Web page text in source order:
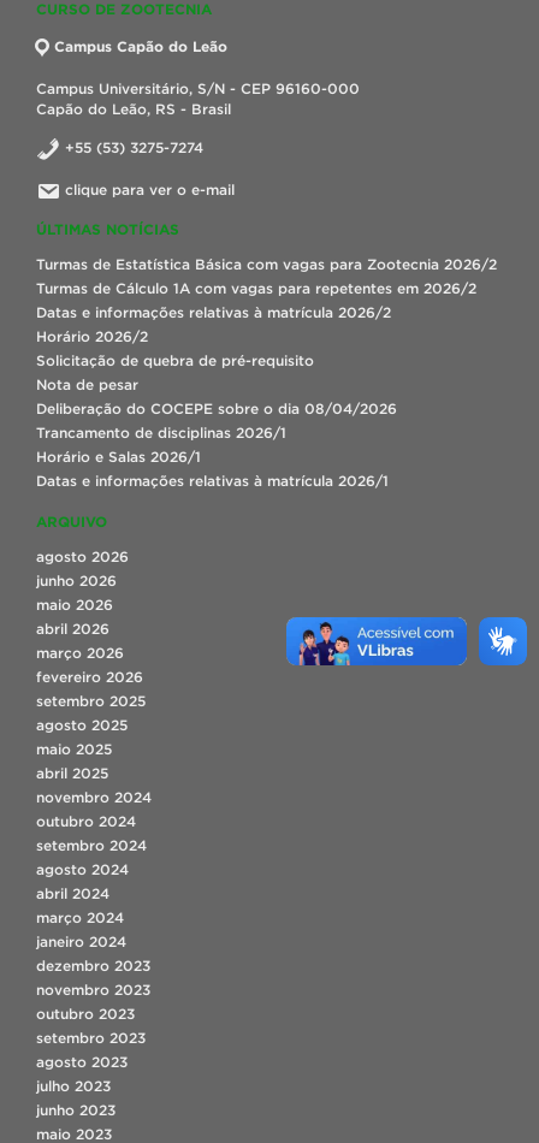
CURSO DE ZOOTECNIA
Campus Capão do Leão
Campus Universitário, S/N - CEP 96160-000
Capão do Leão, RS - Brasil
+55 (53) 3275-7274
clique para ver o e-mail
ÚLTIMAS NOTÍCIAS
Turmas de Estatística Básica com vagas para Zootecnia 2026/2
Turmas de Cálculo 1A com vagas para repetentes em 2026/2
Datas e informações relativas à matrícula 2026/2
Horário 2026/2
Solicitação de quebra de pré-requisito
Nota de pesar
Deliberação do COCEPE sobre o dia 08/04/2026
Trancamento de disciplinas 2026/1
Horário e Salas 2026/1
Datas e informações relativas à matrícula 2026/1
ARQUIVO
agosto 2026
junho 2026
maio 2026
abril 2026
março 2026
fevereiro 2026
setembro 2025
agosto 2025
maio 2025
abril 2025
novembro 2024
outubro 2024
setembro 2024
agosto 2024
abril 2024
março 2024
janeiro 2024
dezembro 2023
novembro 2023
outubro 2023
setembro 2023
agosto 2023
julho 2023
junho 2023
maio 2023